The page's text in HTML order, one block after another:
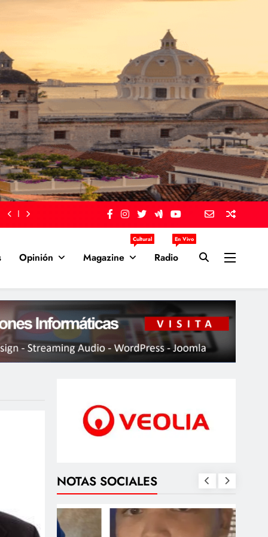
Opinión Magazine
Cultural
Radio
En Vivo
NOTAS SOCIALES